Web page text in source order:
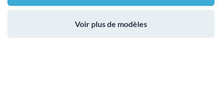
Voir plus de modèles